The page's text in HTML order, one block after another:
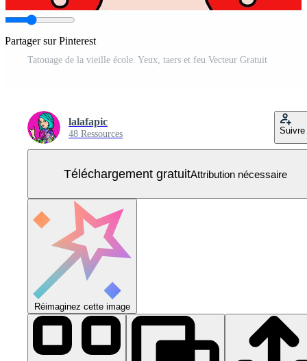
Partager sur Pinterest
Tatouage de la vieille école. Yeux, taers et feu Vecteur Gratuit
lalafapic
48 Ressources Suivre
Téléchargement gratuitAttribution nécessaire
Réimaginez cette image